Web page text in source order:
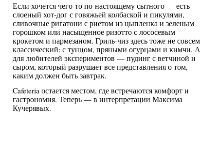
Если хочется чего-то по-настоящему сытного — есть
слоеный хот-дог с говяжьей колбаской и пикулями,
сливочные ригатони с риетом из цыпленка и зеленым
горошком или насыщенное ризотто с лососевым
крокетом и пармезаном. Гриль-чиз здесь тоже не совсем
классический: с тунцом, пряными огурцами и кимчи. А
для любителей экспериментов — пудинг с ветчиной и
сыром, который разрушает все представления о том,
каким должен быть завтрак.
Cafeteria остается местом, где встречаются комфорт и
гастрономия. Теперь — в интерпретации Максима
Кучерявых.